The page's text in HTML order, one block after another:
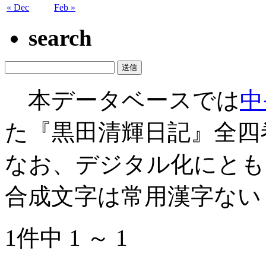
« Dec Feb »
search
本データベースでは
た『黒田清輝日記』全
なお、デジタル化にと
合成文字は常用漢字な
1件中 1 ～ 1